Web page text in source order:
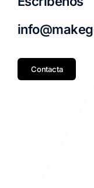
Contacta